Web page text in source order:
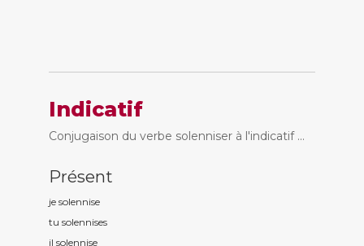
Indicatif
Conjugaison du verbe solenniser à l'indicatif ...
Présent
je solennise
tu solennises
il solennise